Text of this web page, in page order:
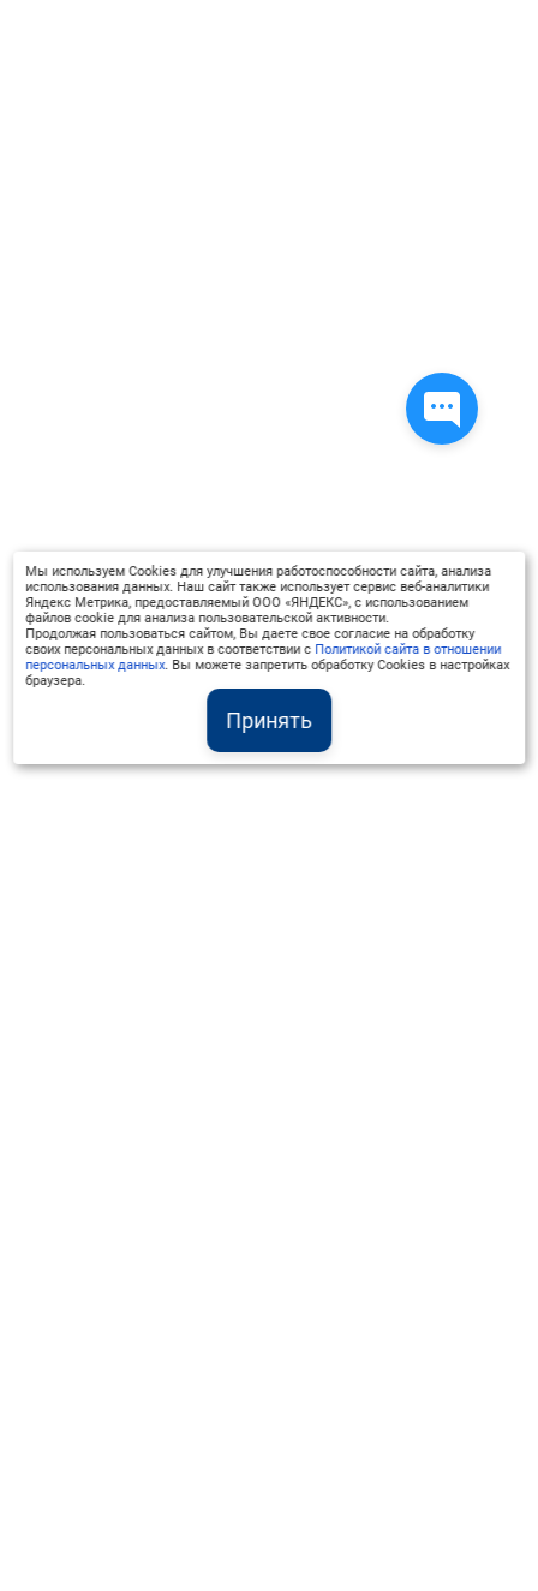
Принять
Мы используем Cookies для улучшения работоспособности сайта, анализа
использования данных. Наш сайт также использует сервис веб-аналитики
Яндекс Метрика, предоставляемый ООО «ЯНДЕКС», с использованием
файлов cookie для анализа пользовательской активности.
Продолжая пользоваться сайтом, Вы даете свое согласие на обработку
своих персональных данных в соответствии с Политикой сайта в отношении
персональных данных. Вы можете запретить обработку Cookies в настройках
браузера.